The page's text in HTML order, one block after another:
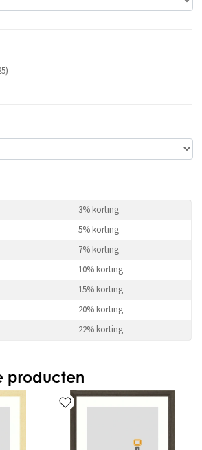
3% korting
5% korting
7% korting
10% korting
15% korting
20% korting
22% korting
producten